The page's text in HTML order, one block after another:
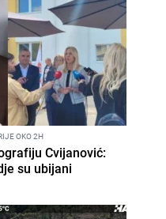
OKO 2H
Cvijanović:
su ubijani